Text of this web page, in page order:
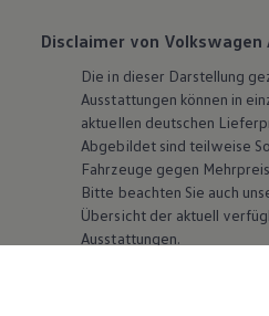
Disclaimer von Volkswagen
Die in dieser Darstellung
Ausstattungen können in
aktuellen deutschen
Abgebildet sind teilweise
Fahrzeuge gegen
Bitte beachten Sie auch
Übersicht der aktuell
Ausstattungen.